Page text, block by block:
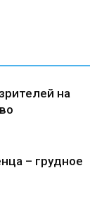
на
– грудное